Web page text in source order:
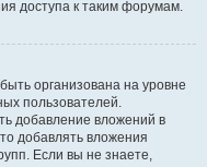
доступа к таким форумам.
организована на уровне
пользователей.
добавление вложений в
добавлять вложения
Если вы не знаете,